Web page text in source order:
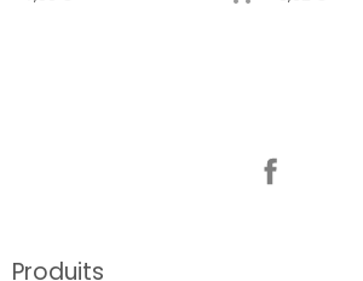
Produits